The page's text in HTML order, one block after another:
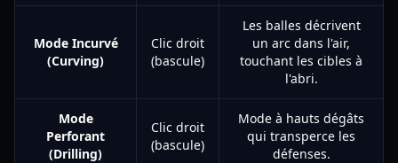
Mode Incurvé
(Curving)
Clic droit
(bascule)
Les balles décrivent
un arc dans l'air,
touchant les cibles à
l'abri.
Mode
Perforant
(Drilling)
Clic droit
(bascule)
Mode à hauts dégâts
qui transperce les
défenses.